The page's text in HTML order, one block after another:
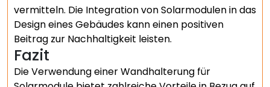
vermitteln. Die Integration von Solarmodulen in das
Design eines Gebäudes kann einen positiven
Beitrag zur Nachhaltigkeit leisten.
Fazit
Die Verwendung einer Wandhalterung für